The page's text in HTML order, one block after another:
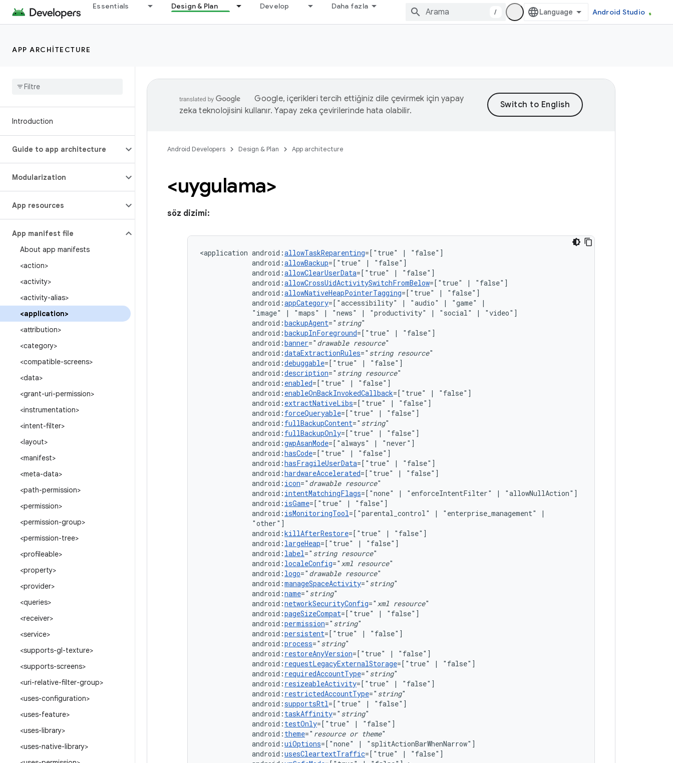
Essentials Design & Plan Develop Daha fazla
/ Android Studio
APP ARCHITECTURE
Introduction
Guide to app architecture
Modularization
App resources
App manifest file
About app manifests
<action>
<activity>
<activity-alias>
<application>
<attribution>
<category>
<compatible-screens>
<data>
<grant-uri-permission>
<instrumentation>
<intent-filter>
<layout>
<manifest>
<meta-data>
<path-permission>
<permission>
<permission-group>
<permission-tree>
<profileable>
<property>
<provider>
<queries>
<receiver>
<service>
<supports-gl-texture>
<supports-screens>
<uri-relative-filter-group>
<uses-configuration>
<uses-feature>
<uses-library>
<uses-native-library>
Google, içerikleri tercih ettiğiniz dile çevirmek için yapay
zeka teknolojisini kullanır. Yapay zeka çevirilerinde hata olabilir.
Android Developers Design & Plan App architecture
<uygulama>
söz dizimi:
<application android:allowTaskReparenting=["true" |
android:allowBackup=["true" |
android:allowClearUserData=["true" |
android:allowCrossUidActivitySwitchFromBelow=["true" |
android:allowNativeHeapPointerTagging=["true" |
android:appCategory=["accessibility" | "audio" | "game"
"image"
| "maps" | "news" | "productivity" | "social" |
android:backupAgent=" string
android:backupInForeground=["true" |
android:banner=" drawable resource
android:dataExtractionRules=" string resource
android:debuggable=["true" |
android:description=" string resource
android: enabled=["true" |
android: enableOnBackInvokedCallback=["true" |
android: extractNativeLibs=["true" |
android: forceQueryable=["true" |
android: fullBackupContent=" string
android: fullBackupOnly=["true" |
android:gwpAsanMode=["always" |
android:hasCode=["true" |
android:hasFragileUserData=["true" |
android:hardwareAccelerated=["true" |
android: icon=" drawable resource
android: intentMatchingFlags=["none" | "enforceIntentFilter" |
android: isGame=["true" |
android: isMonitoringTool=["parental_control" | "enterprise_management"
android:killAfterRestore=["true" |
android: largeHeap=["true" |
android: label=" string resource
android: localeConfig=" xml resource
android: logo=" drawable resource
android:manageSpaceActivity=" string
android:name=" string
android:networkSecurityConfig=" xml resource
android:pageSizeCompat=["true" |
android:permission=" string
android:persistent=["true" |
android:process=" string
android: restoreAnyVersion=["true" |
android: requestLegacyExternalStorage=["true" |
android: requiredAccountType=" string
android: resizeableActivity=["true" |
android: restrictedAccountType=" string
android:supportsRtl=["true" |
android: taskAffinity=" string
android: testOnly=["true" |
android: theme=" resource or theme
android:uiOptions=["none" |
android:usesCleartextTraffic=["true" |